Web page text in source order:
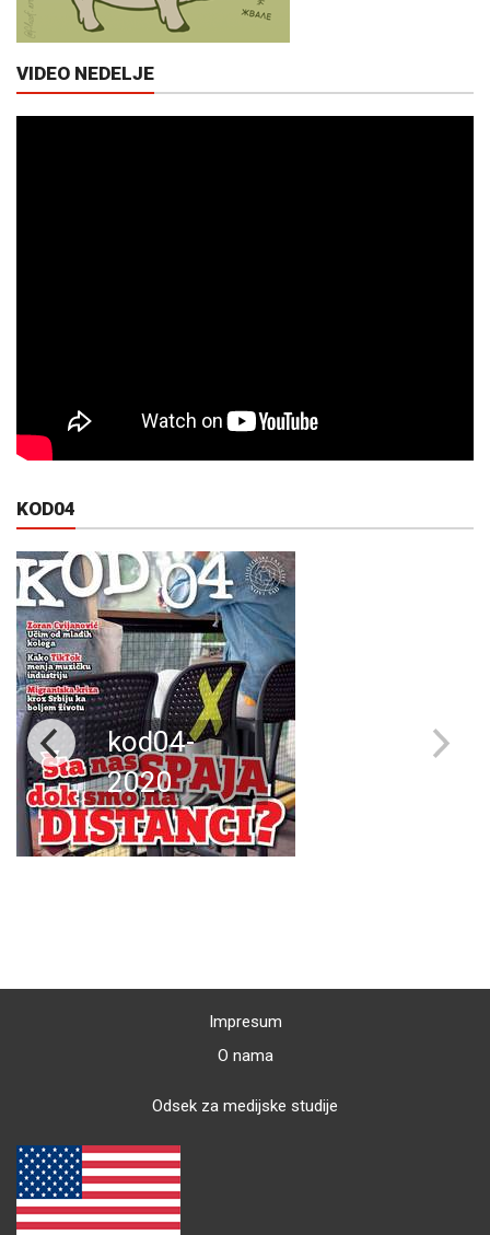
VIDEO NEDELJE
KOD04
kod04-
2020
Impresum
O nama
Odsek za medijske studije